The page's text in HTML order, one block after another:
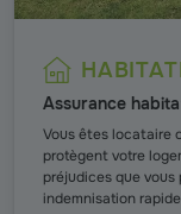
Assurance
Vous êtes locataire
protègent votre
préjudices que
indemnisation